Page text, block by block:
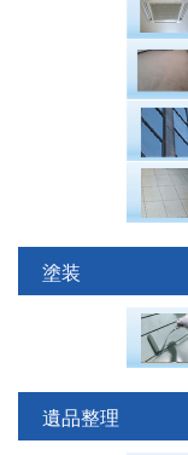
塗装
遺品整理